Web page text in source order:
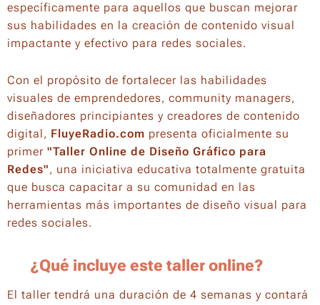
específicamente para aquellos que buscan mejorar
sus habilidades en la creación de contenido visual
impactante y efectivo para redes sociales.
Con el propósito de fortalecer las habilidades
visuales de emprendedores, community managers,
diseñadores principiantes y creadores de contenido
digital, FluyeRadio.com presenta oficialmente su
primer "Taller Online de Diseño Gráfico para
Redes", una iniciativa educativa totalmente gratuita
que busca capacitar a su comunidad en las
herramientas más importantes de diseño visual para
redes sociales.
¿Qué incluye este taller online?
El taller tendrá una duración de 4 semanas y contará